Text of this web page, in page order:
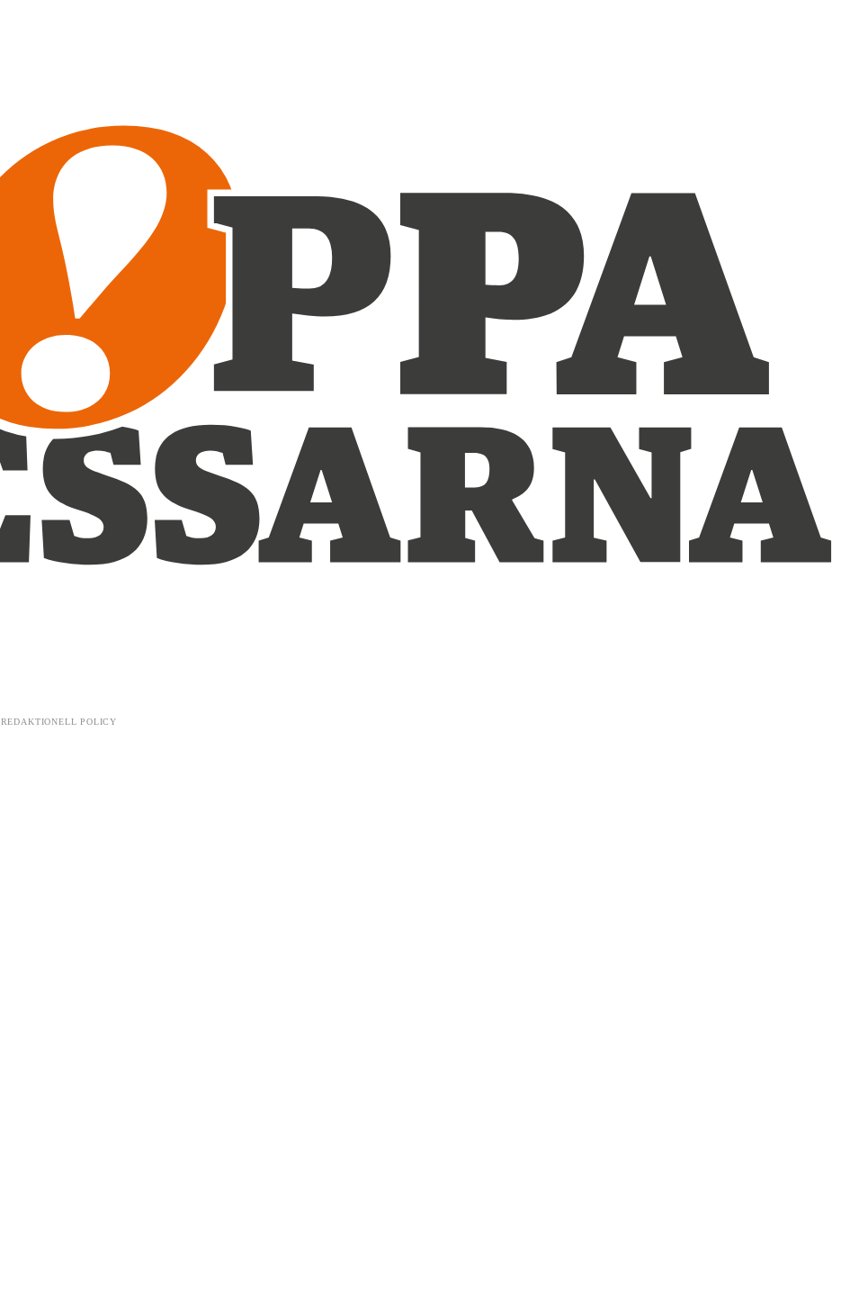
REDAKTIONELL POLICY